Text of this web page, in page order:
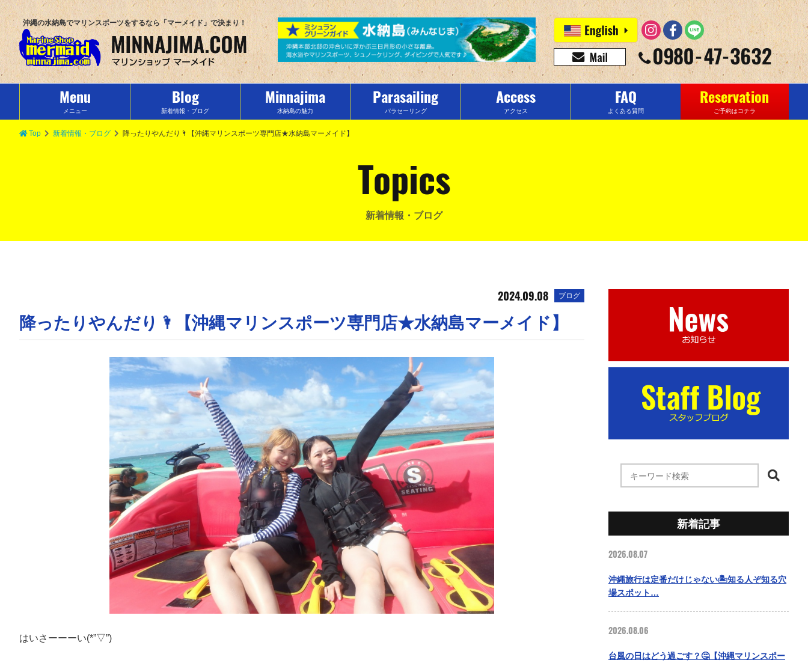
沖縄の水納島でマリンスポーツをするなら「マーメイド」で決まり！
Menu
メニュー
Blog
新着情報・ブログ
Minnajima
水納島の魅力
Parasailing
パラセーリング
Access
アクセス
FAQ
よくある質問
Reservation
ご予約はコチラ
Top 新着情報・ブログ 降ったりやんだり🌂【沖縄マリンスポーツ専門店★水納島マーメイド】
Topics
新着情報・ブログ
2024.09.08 ブログ
降ったりやんだり🌂【沖縄マリンスポーツ専門店★水納島マーメイド】
はいさーーーい(*”▽”)
新着記事
2026.08.07
沖縄旅行は定番だけじゃない🏝️知る人ぞ知る穴
場スポット…
2026.08.06
台風の日はどう過ごす？🤔【沖縄マリンスポー